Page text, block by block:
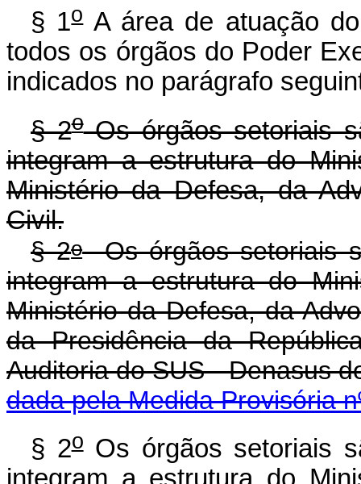
§ 1oA área de atuação
todos os órgãos do Poder
indicados no parágrafo
§ 2oOs órgãos setoriais
integram a estrutura do
Ministério da Defesa, da
Civil.
§ 2oOs órgãos setoriais
integram a estrutura do
Ministério da Defesa, da
da Presidência da
Auditoria do SUS -
dada pela Medida Provisória
§ 2oOs órgãos setoriais